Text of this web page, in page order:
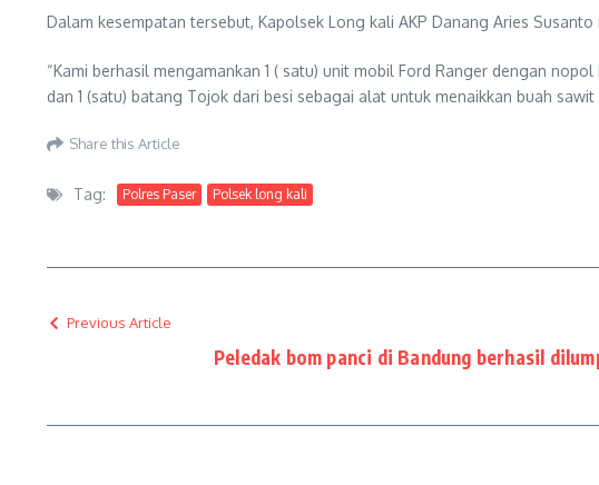
Dalam kesempatan tersebut, Kapolsek Long kali AKP Danang Aries
“Kami berhasil mengamankan 1 ( satu) unit mobil Ford Ranger dengan
dan 1 (satu) batang Tojok dari besi sebagai alat untuk menaikkan buah sawit
Share this Article
Tag: Polres Paser Polsek long kali
Previous Article
Peledak bom panci di Bandung berhasil